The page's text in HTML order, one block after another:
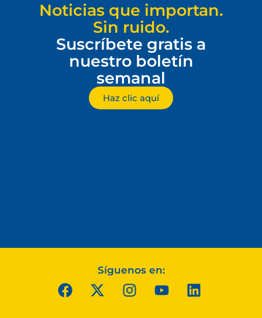
Noticias que importan.
Sin ruido.
Suscríbete gratis a
nuestro boletín
semanal
Haz clic aquí
Síguenos en: